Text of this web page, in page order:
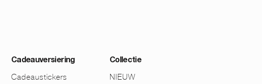
Cadeauversiering
Cadeaustickers
Collectie
NIEUW